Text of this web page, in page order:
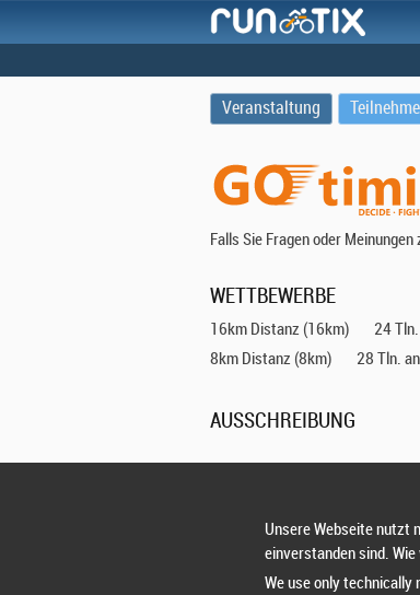
Veranstaltung
Falls Sie Fragen oder
WETTBEWERBE
16km Distanz (16km)
24
8km Distanz (8km)
28 Tln.
AUSSCHREIBUNG
AUSSCHREIBUNG
Unsere Webseite nutzt
einverstanden sind.
We use only